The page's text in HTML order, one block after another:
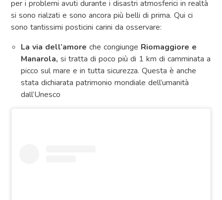
per i problemi avuti durante i disastri atmosferici in realtà
si sono rialzati e sono ancora più belli di prima. Qui ci
sono tantissimi posticini carini da osservare:
La via dell’amore che congiunge Riomaggiore e
Manarola, si tratta di poco più di 1 km di camminata a
picco sul mare e in tutta sicurezza. Questa è anche
stata dichiarata patrimonio mondiale dell’umanità
dall’Unesco